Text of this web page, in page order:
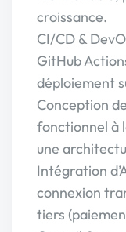
croissance.
CI/CD &
GitHub
déploiement
Conception
fonctionnel à
une
Intégration
connexion
tiers